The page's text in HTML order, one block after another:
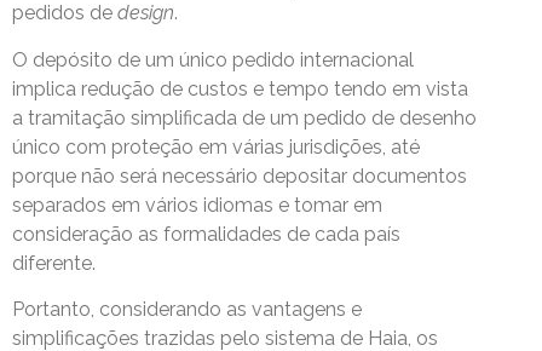
pedidos de design.
O depósito de um único pedido internacional
implica redução de custos e tempo tendo em vista
a tramitação simplificada de um pedido de desenho
único com proteção em várias jurisdições, até
porque não será necessário depositar documentos
separados em vários idiomas e tomar em
consideração as formalidades de cada país
diferente.
Portanto, considerando as vantagens e
simplificações trazidas pelo sistema de Haia, os